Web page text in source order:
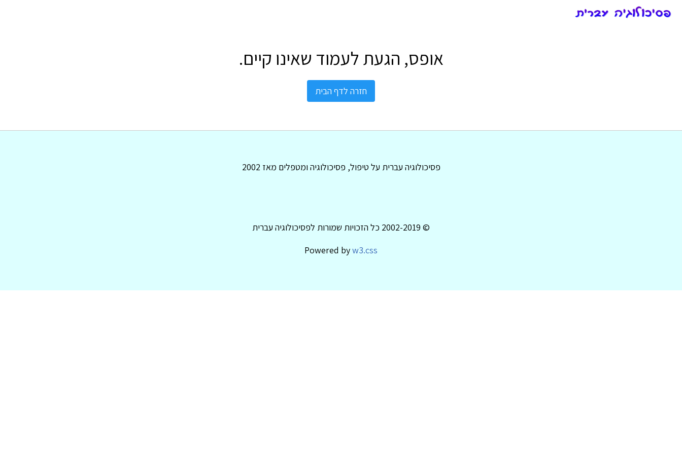
אופס, הגעת לעמוד שאינו קיים.
חזרה לדף הבית
פסיכולוגיה עברית על טיפול, פסיכולוגיה ומטפלים מאז 2002
© 2002-2019 כל הזכויות שמורות לפסיכולוגיה עברית
Powered byw3.css